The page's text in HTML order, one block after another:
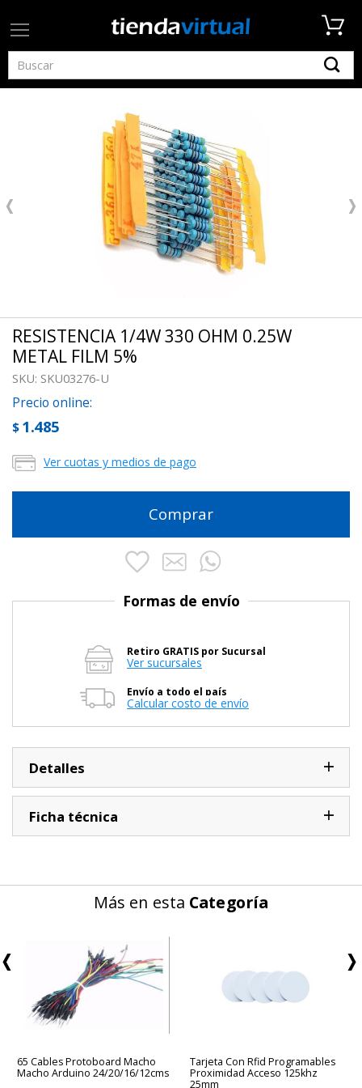
RESISTENCIA 1/4W 330 OHM 0.25W
METAL FILM 5%
SKU: SKU03276-U
Precio online:
$1.485
Ver cuotas y medios de pago
Comprar
Formas de envío
Retiro GRATIS por Sucursal
Ver sucursales
Envío a todo el país
Calcular costo de envío
Detalles
Ficha técnica
Más en esta Categoría
65 Cables Protoboard Macho
Macho Arduino 24/20/16/12cms
Tarjeta Con Rfid Programables
Proximidad Acceso 125khz
25mm